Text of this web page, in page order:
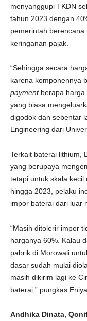
menyanggupi TKDN
tahun 2023 dengan
pemerintah
keringanan pajak.
“Sehingga secara
karena komponennya
paymentberapa harga
yang biasa
digodok dan sebentar
Engineering dari
Terkait baterai lithium,
yang berupaya
tetapi untuk skala kecil
hingga 2023, pelaku
impor baterai dari luar
“Masih ditolerir impor
harganya 60%. Kalau
pabrik di Morowali
dasar sudah mulai
masih dikirim lagi ke
baterai,” pungkas Eniya.
Andhika Dinata,